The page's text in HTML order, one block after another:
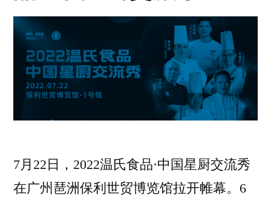
7月22日，2022温氏食品·中国星厨交流秀
在广州琶洲保利世贸博览馆拉开帷幕。6